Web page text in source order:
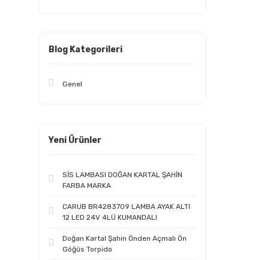
Blog Kategorileri
Genel
Yeni Ürünler
SİS LAMBASI DOĞAN KARTAL ŞAHİN
FARBA MARKA
CARUB BR4283709 LAMBA AYAK ALTI
12 LED 24V 4LÜ KUMANDALI
Doğan Kartal Şahin Önden Açmalı Ön
Göğüs Torpido